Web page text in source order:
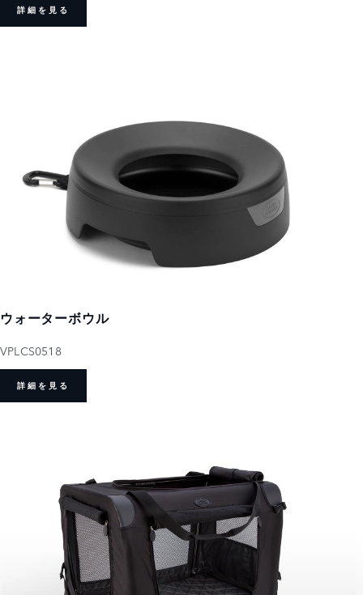
詳細を見る
ウォーターボウル
VPLCS0518
詳細を見る